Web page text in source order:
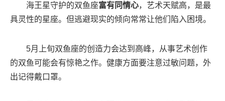
海王星守护的双鱼座富有同情心，艺术天赋高，是最
具灵性的星座。但逃避现实的倾向常常让他们陷入困境。
5月上旬双鱼座的创造力会达到高峰，从事艺术创作
的双鱼可能会有惊艳之作。健康方面要注意过敏问题，外
出记得戴口罩。